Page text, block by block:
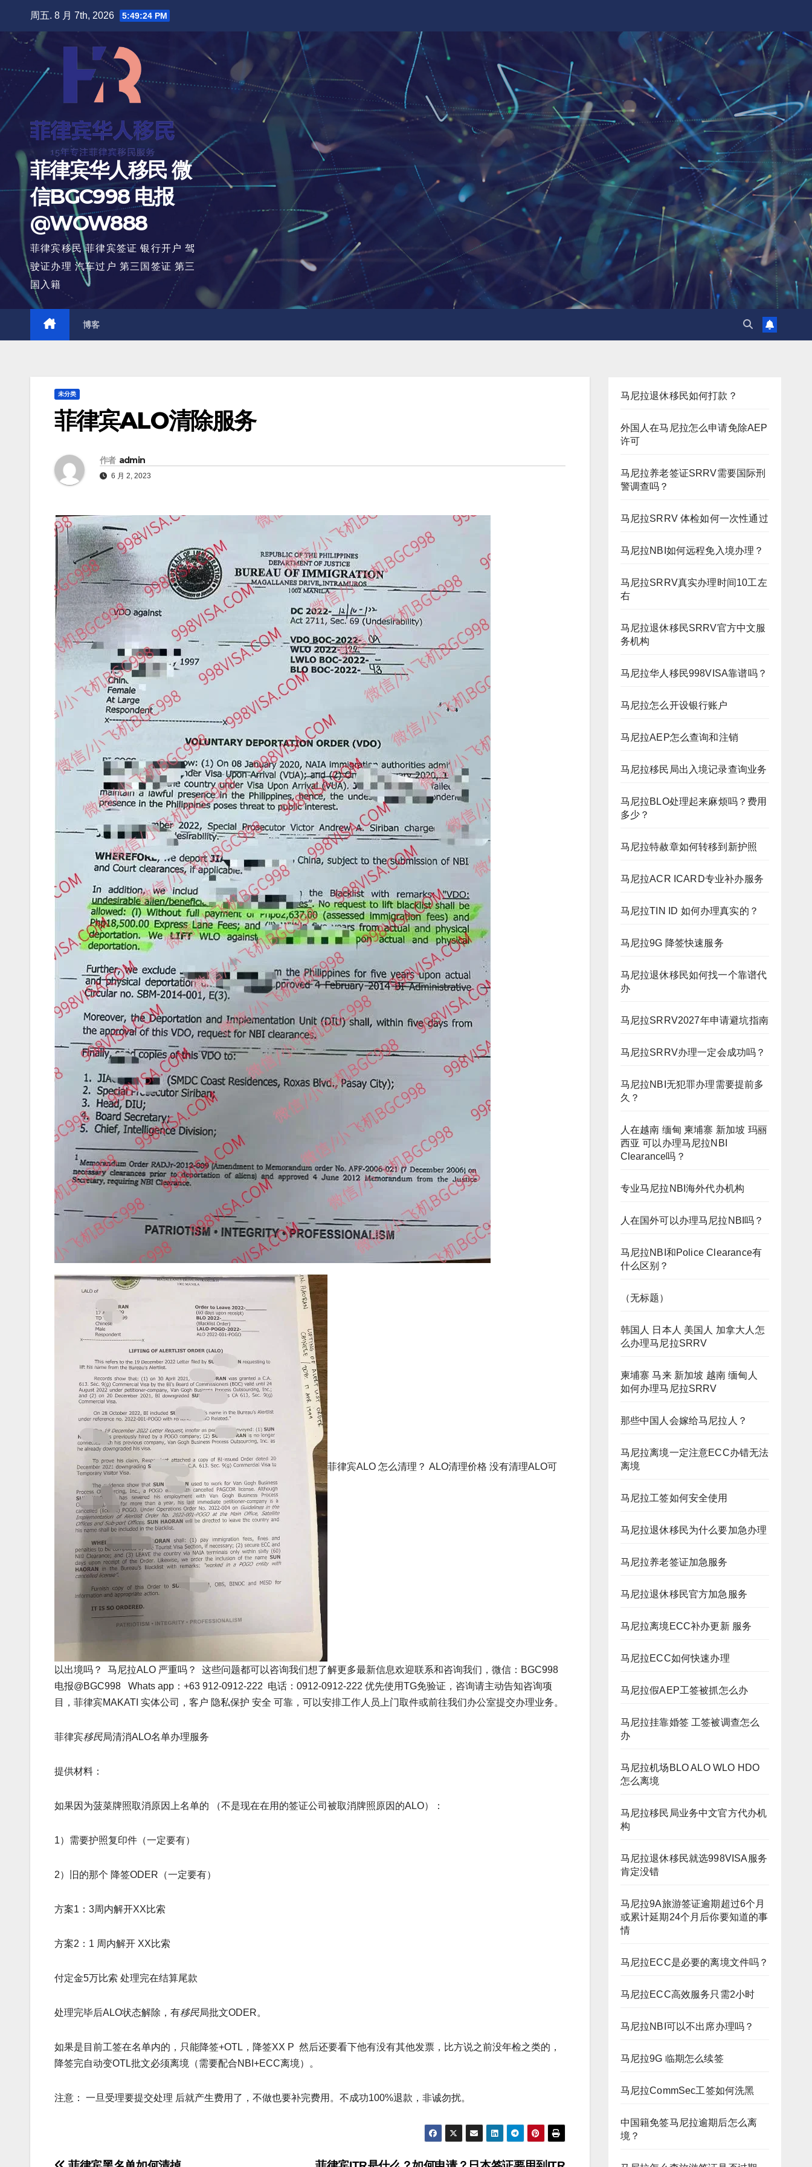
周五. 8 月 7th, 2026 5:49:26 PM
菲律宾华人移民 微
信BGC998 电报
@WOW888
菲律宾移民 菲律宾签证 银行开户 驾
驶证办理 汽车过户 第三国签证 第三
国入籍
博客
未分类
菲律宾ALO清除服务
作者 admin
6 月 2, 2023
菲律宾ALO 怎么清理？ ALO清理价格 没有清理ALO可
以出境吗？ 马尼拉ALO 严重吗？ 这些问题都可以咨询我们想了解更多最新信息欢迎联系和咨询我们，微信：BGC998
电报@BGC998 Whats app：+63 912-0912-222 电话：0912-0912-222 优先使用TG免验证，咨询请主动告知咨询项
目，菲律宾MAKATI 实体公司，客户 隐私保护 安全 可靠，可以安排工作人员上门取件或前往我们办公室提交办理业务。
菲律宾移民局清消ALO名单办理服务
提供材料：
如果因为菠菜牌照取消原因上名单的 （不是现在在用的签证公司被取消牌照原因的ALO）：
1）需要护照复印件（一定要有）
2）旧的那个 降签ODER（一定要有）
方案1：3周内解开XX比索
方案2：1 周内解开 XX比索
付定金5万比索 处理完在结算尾款
处理完毕后ALO状态解除，有移民局批文ODER。
如果是目前工签在名单内的，只能降签+OTL，降签XX P 然后还要看下他有没有其他发票，比方说之前没年检之类的，
降签完自动变OTL批文必须离境（需要配合NBI+ECC离境）。
注意： 一旦受理要提交处理 后就产生费用了，不做也要补完费用。不成功100%退款，非诚勿扰。
马尼拉退休移民如何打款？
外国人在马尼拉怎么申请免除AEP
许可
马尼拉养老签证SRRV需要国际刑
警调查吗？
马尼拉SRRV 体检如何一次性通过
马尼拉NBI如何远程免入境办理？
马尼拉SRRV真实办理时间10工左
右
马尼拉退休移民SRRV官方中文服
务机构
马尼拉华人移民998VISA靠谱吗？
马尼拉怎么开设银行账户
马尼拉AEP怎么查询和注销
马尼拉移民局出入境记录查询业务
马尼拉BLO处理起来麻烦吗？费用
多少？
马尼拉特赦章如何转移到新护照
马尼拉ACR ICARD专业补办服务
马尼拉TIN ID 如何办理真实的？
马尼拉9G 降签快速服务
马尼拉退休移民如何找一个靠谱代
办
马尼拉SRRV2027年申请避坑指南
马尼拉SRRV办理一定会成功吗？
马尼拉NBI无犯罪办理需要提前多
久？
人在越南 缅甸 柬埔寨 新加坡 玛丽
西亚 可以办理马尼拉NBI
Clearance吗？
专业马尼拉NBI海外代办机构
人在国外可以办理马尼拉NBI吗？
马尼拉NBI和Police Clearance有
什么区别？
（无标题）
韩国人 日本人 美国人 加拿大人怎
么办理马尼拉SRRV
柬埔寨 马来 新加坡 越南 缅甸人
如何办理马尼拉SRRV
那些中国人会嫁给马尼拉人？
马尼拉离境一定注意ECC办错无法
离境
马尼拉工签如何安全使用
马尼拉退休移民为什么要加急办理
马尼拉养老签证加急服务
马尼拉退休移民官方加急服务
马尼拉离境ECC补办更新 服务
马尼拉ECC如何快速办理
马尼拉假AEP工签被抓怎么办
马尼拉挂靠婚签 工签被调查怎么
办
马尼拉机场BLO ALO WLO HDO
怎么离境
马尼拉移民局业务中文官方代办机
构
马尼拉退休移民就选998VISA服务
肯定没错
马尼拉9A旅游签证逾期超过6个月
或累计延期24个月后你要知道的事
情
马尼拉ECC是必要的离境文件吗？
马尼拉ECC高效服务只需2小时
马尼拉NBI可以不出席办理吗？
马尼拉9G 临期怎么续签
马尼拉CommSec工签如何洗黑
中国籍免签马尼拉逾期后怎么离
境？